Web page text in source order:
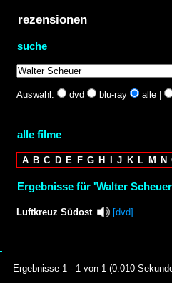
rezensionen
suche
Auswahl: dvd blu-ray alle |
alle filme
A B C D E F G H I J K L M N
Ergebnisse für 'Walter
Luftkreuz Südost [dvd]
Ergebnisse 1 - 1 von 1 (0.010